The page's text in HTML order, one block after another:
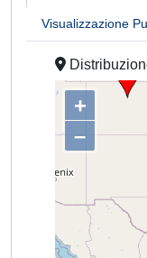
Visualizzazione
+
–